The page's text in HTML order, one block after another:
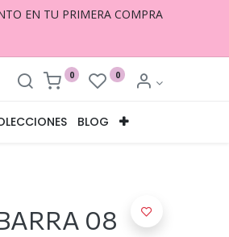
EN TU PRIMERA COMPRA
0 0
BLOG
08